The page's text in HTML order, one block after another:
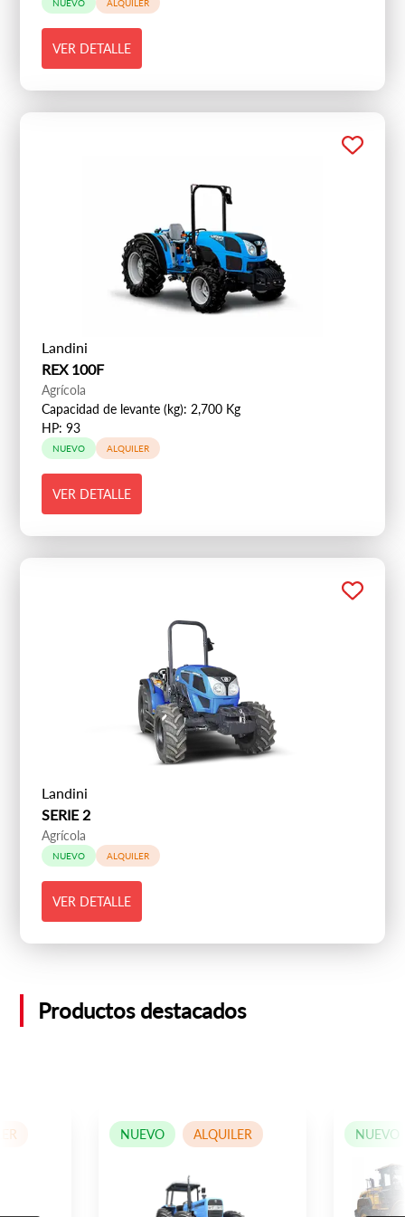
NUEVO ALQUILER
VER DETALLE
Landini
REX 100F
Agrícola
Capacidad de levante (kg): 2,700 Kg
HP: 93
NUEVO ALQUILER
VER DETALLE
Landini
SERIE 2
Agrícola
NUEVO ALQUILER
VER DETALLE
Productos destacados
NUEVO ALQUILER NUEVO